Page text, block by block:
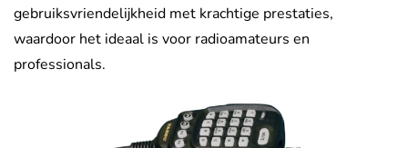
gebruiksvriendelijkheid met krachtige prestaties,
waardoor het ideaal is voor radioamateurs en
professionals.